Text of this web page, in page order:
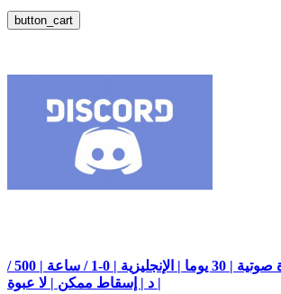
button_cart
أعضاء الخلاف | قناة صوتية | 30 يوما | الإنجليزية | 0-1 / ساعة | 500 /
د | إسقاط ممكن | لا عبوة |